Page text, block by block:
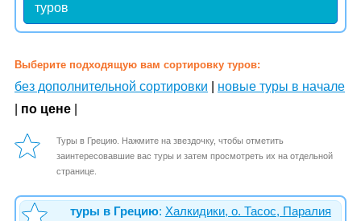
туров
Выберите подходящую вам сортировку туров:
без дополнительной сортировки
новые туры в начале
по цене
Туры в Грецию. Нажмите на звездочку, чтобы отметить
заинтересовавшие вас туры и затем просмотреть их на отдельной
странице.
туры в Грецию: Халкидики, о. Тасос, Паралия